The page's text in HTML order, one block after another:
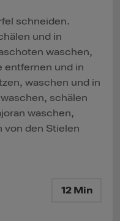
schneiden.
und in
waschen,
entfernen und in
waschen und in
schälen
waschen,
den Stielen
12 Min